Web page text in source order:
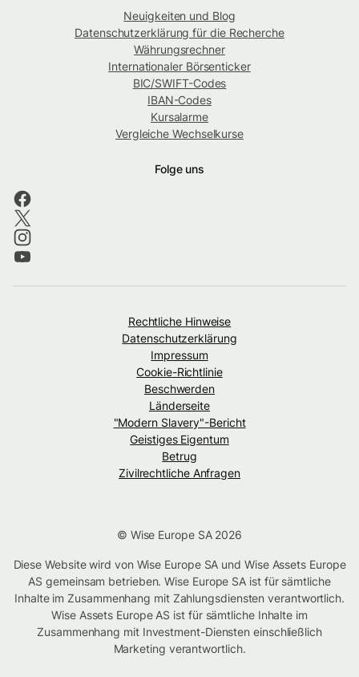
Neuigkeiten und Blog
Datenschutzerklärung für die Recherche
Währungsrechner
Internationaler Börsenticker
BIC/SWIFT-Codes
IBAN-Codes
Kursalarme
Vergleiche Wechselkurse
Folge uns
Rechtliche Hinweise
Datenschutzerklärung
Impressum
Cookie-Richtlinie
Beschwerden
Länderseite
"Modern Slavery"-Bericht
Geistiges Eigentum
Betrug
Zivilrechtliche Anfragen
© Wise Europe SA 2026
Diese Website wird von Wise Europe SA und Wise Assets Europe
AS gemeinsam betrieben. Wise Europe SA ist für sämtliche
Inhalte im Zusammenhang mit Zahlungsdiensten verantwortlich.
Wise Assets Europe AS ist für sämtliche Inhalte im
Zusammenhang mit Investment-Diensten einschließlich
Marketing verantwortlich.